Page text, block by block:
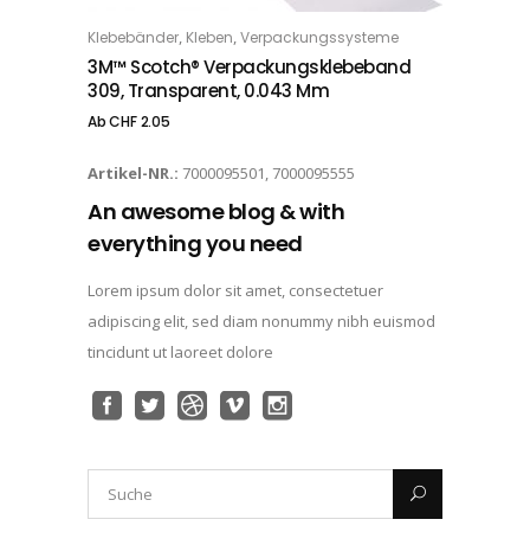
OPTIONS
Klebebänder, Kleben,Verpackungssysteme
3M™ Scotch® Verpackungsklebeband
309, Transparent, 0.043 Mm
AbCHF2.05
Artikel-NR.: 7000095501, 7000095555
An awesome blog & with
everything you need
Lorem ipsum dolor sit amet, consectetuer
adipiscing elit, sed diam nonummy nibh euismod
tincidunt ut laoreet dolore